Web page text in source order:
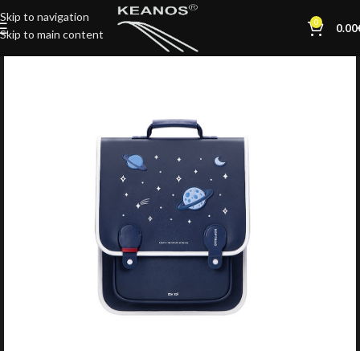
Skip to navigation
Skip to main content
0 0.00